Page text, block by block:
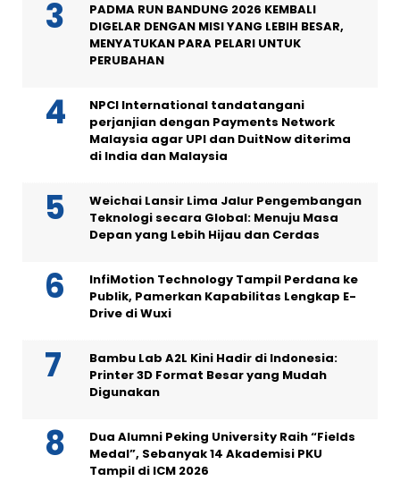
PADMA RUN BANDUNG 2026 KEMBALI
DIGELAR DENGAN MISI YANG LEBIH BESAR,
MENYATUKAN PARA PELARI UNTUK
PERUBAHAN
NPCI International tandatangani
perjanjian dengan Payments Network
Malaysia agar UPI dan DuitNow diterima
di India dan Malaysia
Weichai Lansir Lima Jalur Pengembangan
Teknologi secara Global: Menuju Masa
Depan yang Lebih Hijau dan Cerdas
InfiMotion Technology Tampil Perdana ke
Publik, Pamerkan Kapabilitas Lengkap E-
Drive di Wuxi
Bambu Lab A2L Kini Hadir di Indonesia:
Printer 3D Format Besar yang Mudah
Digunakan
Dua Alumni Peking University Raih “Fields
Medal”, Sebanyak 14 Akademisi PKU
Tampil di ICM 2026